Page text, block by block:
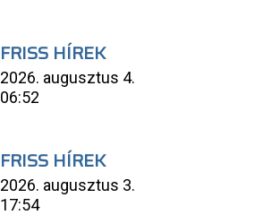
FRISS HÍREK
2026. augusztus 4.
06:52
FRISS HÍREK
2026. augusztus 3.
17:54